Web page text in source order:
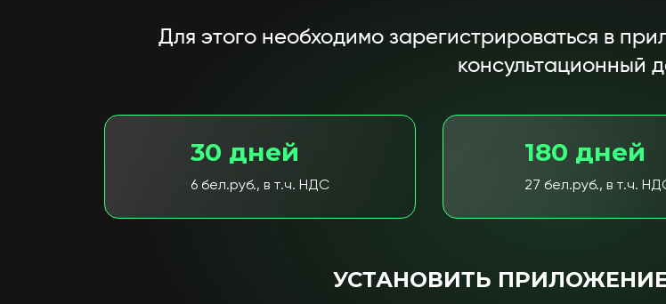
Для этого необходимо зарегистрироваться в
консультационный
30 дней
6 бел.руб., в т.ч. НДС
180 дней
27 бел.руб., в т.ч.
УСТАНОВИТЬ ПРИЛОЖЕНИЕ